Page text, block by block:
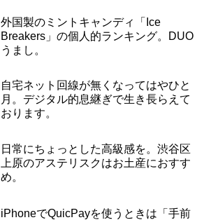
外国製のミントキャンディ「Ice
Breakers」の個人的ランキング。DUO
うまし。
自宅ネット回線が無くなってはやひと
月。デジタル的息継ぎで生き長らえて
おります。
日常にちょっとした高級感を。渋谷区
上原のアステリスクはお土産におすす
め。
iPhoneでQuicPayを使うときは「手前